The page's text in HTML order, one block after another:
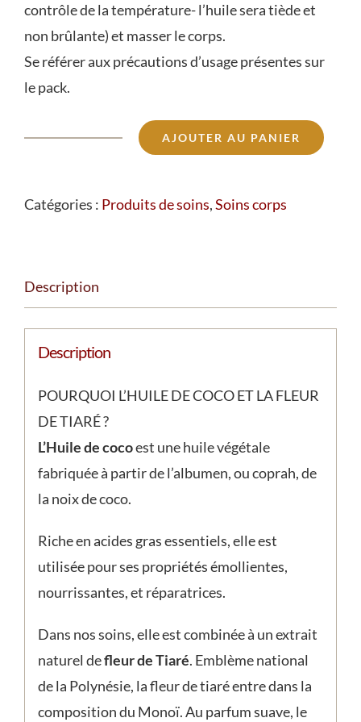
contrôle de la température- l’huile sera tiède et
non brûlante) et masser le corps.
Se référer aux précautions d’usage présentes sur
le pack.
Bougie
nourrissante
coco
et
tiaré
AJOUTER AU PANIER
Catégories : Produits de soins,Soins corps
Description
Description
POURQUOI L’HUILE DE COCO ET LA FLEUR
DE TIARÉ ?
L’Huile de cocoest une huile végétale
fabriquée à partir de l’albumen, ou coprah, de
la noix de coco.
Riche en acides gras essentiels, elle est
utilisée pour ses propriétés émollientes,
nourrissantes, et réparatrices.
Dans nos soins, elle est combinée à un extrait
naturel defleur de Tiaré. Emblème national
de la Polynésie, la fleur de tiaré entre dans la
composition du Monoï. Au parfum suave, le